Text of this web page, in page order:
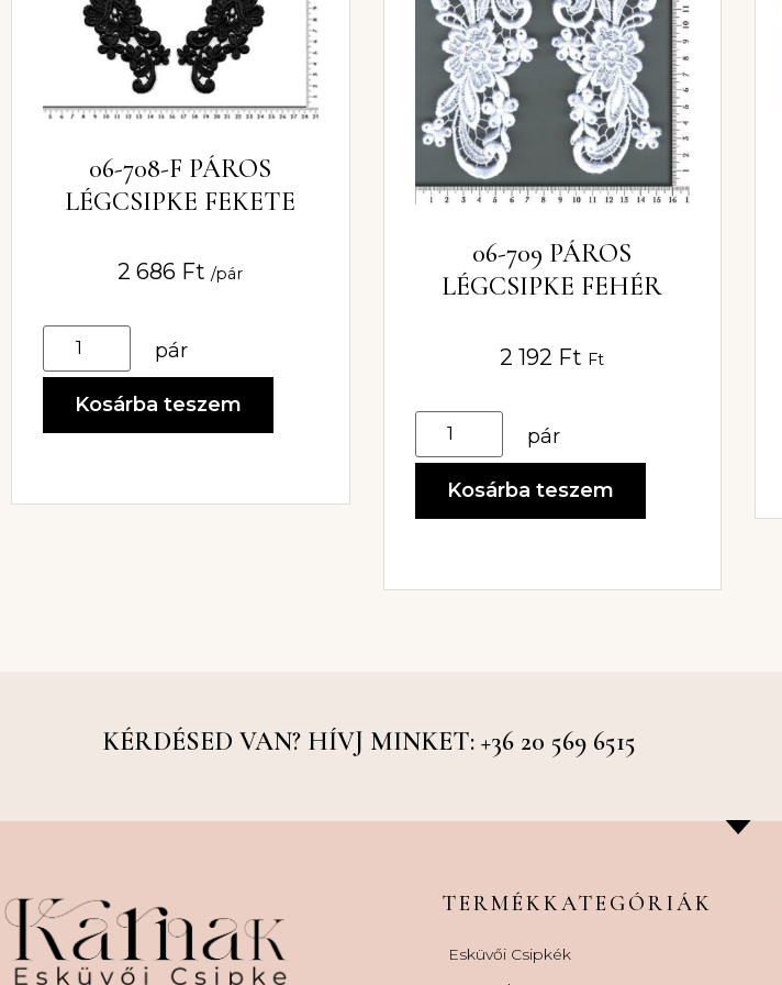
06-708-F PÁROS
LÉGCSIPKE FEKETE
2 686 Ft /pár
pár
Kosárba teszem
06-709 PÁROS
LÉGCSIPKE FEHÉR
2 192 Ft Ft
pár
Kosárba teszem
KÉRDÉSED VAN? HÍVJ MINKET: +36 20 569 6515
TERMÉKKATEGÓRIÁK
Esküvői Csipkék